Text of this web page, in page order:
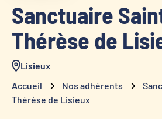
Sanctuaire
Thérèse de
Lisieux
Accueil
Nos adhérents
Thérèse de Lisieux